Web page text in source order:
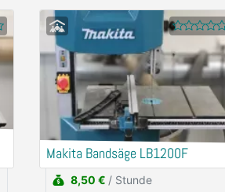
Makita Bandsäge LB1200F
8,50 € / Stunde